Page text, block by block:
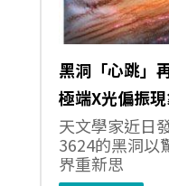
黑洞「心跳」
極端X光偏振
天文學家近日
3624的黑洞以
界重新思